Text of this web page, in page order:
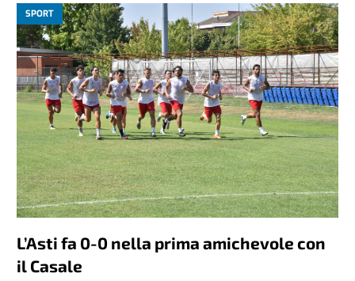
SPORT
L’Asti fa 0-0 nella prima amichevole con
il Casale